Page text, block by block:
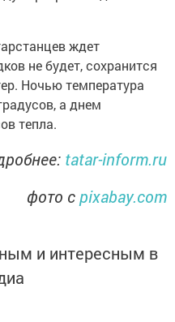
ждет
не будет, сохранится
Ночью температура
а днем
тепла.
tatar-inform.ru
фото сpixabay.com
и интересным в